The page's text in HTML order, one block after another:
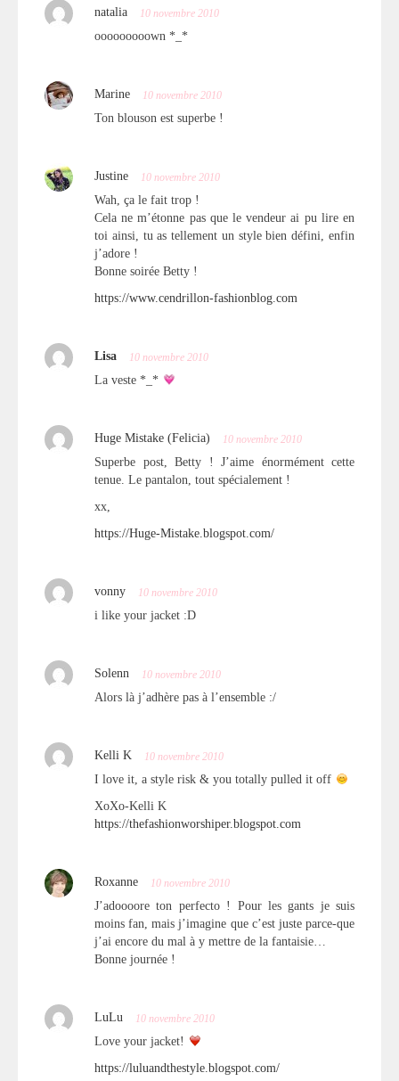
natalia 10 novembre 2010
ooooooooown *_*
Marine 10 novembre 2010
Ton blouson est superbe !
Justine 10 novembre 2010
Wah, ça le fait trop !
Cela ne m’étonne pas que le vendeur ai pu lire en
toi ainsi, tu as tellement un style bien défini, enfin
j’adore !
Bonne soirée Betty !
https://www.cendrillon-fashionblog.com
Lisa 10 novembre 2010
La veste *_*
Huge Mistake (Felicia) 10 novembre 2010
Superbe post, Betty ! J’aime énormément cette
tenue. Le pantalon, tout spécialement !
xx,
https://Huge-Mistake.blogspot.com/
vonny 10 novembre 2010
i like your jacket :D
Solenn 10 novembre 2010
Alors là j’adhère pas à l’ensemble :/
Kelli K 10 novembre 2010
I love it, a style risk & you totally pulled it off
XoXo-Kelli K
https://thefashionworshiper.blogspot.com
Roxanne 10 novembre 2010
J’adoooore ton perfecto ! Pour les gants je suis
moins fan, mais j’imagine que c’est juste parce-que
j’ai encore du mal à y mettre de la fantaisie…
Bonne journée !
LuLu 10 novembre 2010
Love your jacket!
https://luluandthestyle.blogspot.com/